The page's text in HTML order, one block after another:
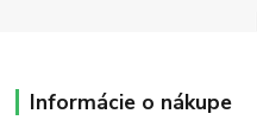
Informácie o nákupe